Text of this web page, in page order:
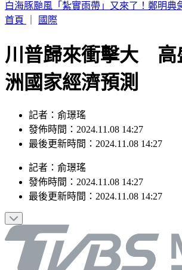
別只看台積電！ 外媒點名「2檔AI設備
首頁
國際
川普歸來衝擊大 高
洲國家經濟預測
記者：俞璟瑤
發佈時間：2024.11.08 14:27
最後更新時間：2024.11.08 14:27
記者 ： 俞璟瑤
發佈時間： 2024.11.08 14:27
最後更新時間： 2024.11.08 14:27